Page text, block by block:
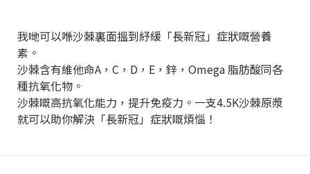
我哋可以喺沙棘裏面搵到紓緩「長新冠」症狀嘅營養
素。
沙棘含有維他命A，C，D，E，鋅，Omega 脂肪酸同各
種抗氧化物。
沙棘嘅高抗氧化能力，提升免疫力。一支4.5K沙棘原漿
就可以助你解決「長新冠」症狀嘅煩惱！